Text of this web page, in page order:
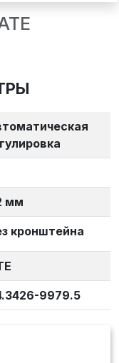
мм
кронштейна
9979.5